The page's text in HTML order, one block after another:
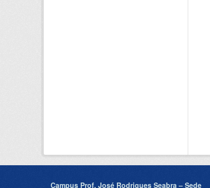
Campus Prof. José Rodrigues Seabra – Sede